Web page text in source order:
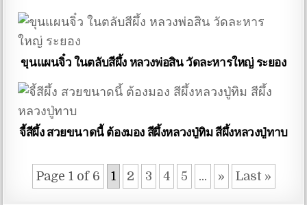
ขุนแผนจิ๋ว ในตลับสีผึ้ง หลวงพ่อสิน วัดละหารใหญ่ ระยอง
จี้สีผึ้ง สวยขนาดนี้ ต้องมอง สีผึ้งหลวงปู่ทิม สีผึ้งหลวงปู่ทาบ
Page 1 of 6 1 2 3 4 5 ... » Last »